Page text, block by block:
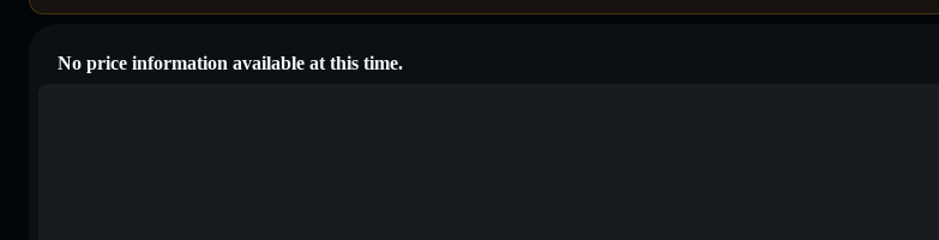
No price information available at this time.